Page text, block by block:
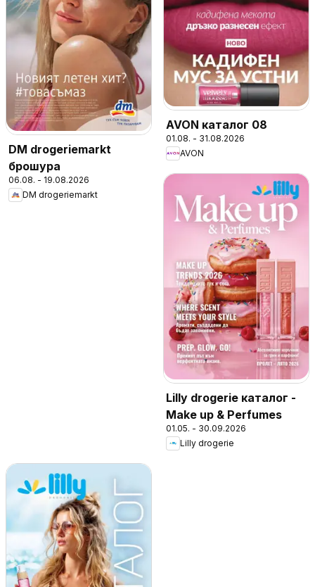
DM drogeriemarkt
брошура
06.08. - 19.08.2026
DM drogeriemarkt
AVON каталог 08
01.08. - 31.08.2026
AVON
Lilly drogerie каталог -
Make up & Perfumes
01.05. - 30.09.2026
Lilly drogerie